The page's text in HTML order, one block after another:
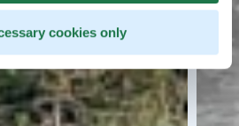
cookies only